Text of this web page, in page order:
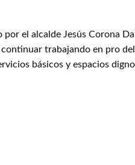
el alcalde Jesús Corona
trabajando en pro
básicos y espacios